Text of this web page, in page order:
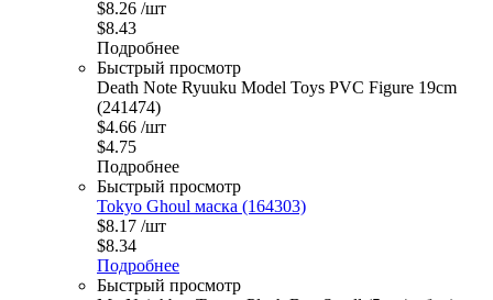
$8.26 /шт
$8.43
Подробнее
Быстрый просмотр
Death Note Ryuuku Model Toys PVC Figure 19cm
(241474)
$4.66 /шт
$4.75
Подробнее
Быстрый просмотр
Tokyo Ghoul маска (164303)
$8.17 /шт
$8.34
Подробнее
Быстрый просмотр